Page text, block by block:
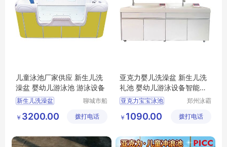
儿童泳池厂家供应 新生儿洗
澡盆 婴幼儿游泳池 游泳设备
新生儿洗澡盆
儿童游泳设备
聊城市船
乐设备有
￥ 3200.00 拨打电话
亚克力婴儿洗澡盆 新生儿洗
礼池 婴幼儿游泳设备智能恒
温
亚克力宝宝泳池
婴幼儿亚克力泳池
郑州泳霸
有限公司
￥ 1090.00 拨打电话